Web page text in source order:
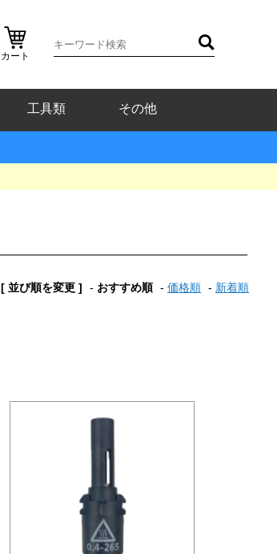
カート
工具類 その他
[ 並び順を変更 ] - おすすめ順 - 価格順 - 新着順